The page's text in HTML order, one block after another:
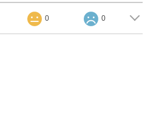
0 0